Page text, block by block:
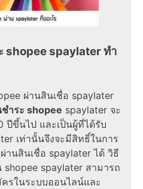
shopee spaylater ทำ
ผ่านสินเชื่อ spaylater
ำระ shopee spaylater จะ
ปีขึ้นไป และเป็นผู้ที่ได้รับ
เท่านั้นจึงจะมีสิทธิ์ในการ
านสินเชื่อ spaylater ได้ วิธี
spaylater สามารถ
รในระบบออนไลน์และ